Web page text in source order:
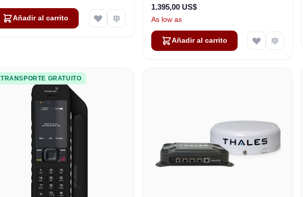
Añadir al carrito
1.395,00 US$
As low as
Añadir al carrito
TRANSPORTE GRATUITO